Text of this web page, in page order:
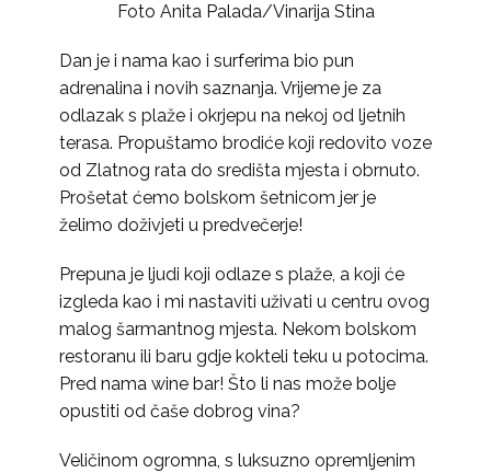
Foto Anita Palada/Vinarija Stina
Dan je i nama kao i surferima bio pun
adrenalina i novih saznanja. Vrijeme je za
odlazak s plaže i okrjepu na nekoj od ljetnih
terasa. Propuštamo brodiće koji redovito voze
od Zlatnog rata do središta mjesta i obrnuto.
Prošetat ćemo bolskom šetnicom jer je
želimo doživjeti u predvečerje!
Prepuna je ljudi koji odlaze s plaže, a koji će
izgleda kao i mi nastaviti uživati u centru ovog
malog šarmantnog mjesta. Nekom bolskom
restoranu ili baru gdje kokteli teku u potocima.
Pred nama wine bar! Što li nas može bolje
opustiti od čaše dobrog vina?
Veličinom ogromna, s luksuzno opremljenim